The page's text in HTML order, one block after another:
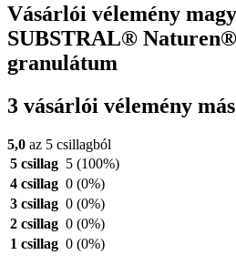
Vásárlói vélemény
SUBSTRAL®
granulátum
3 vásárlói vélemény
5,0 az 5 csillagból
5 csillag 5 (100%)
4 csillag 0 (0%)
3 csillag 0 (0%)
2 csillag 0 (0%)
1 csillag 0 (0%)